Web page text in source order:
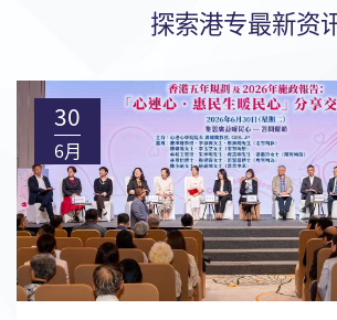
探索港专最新资
30
6月